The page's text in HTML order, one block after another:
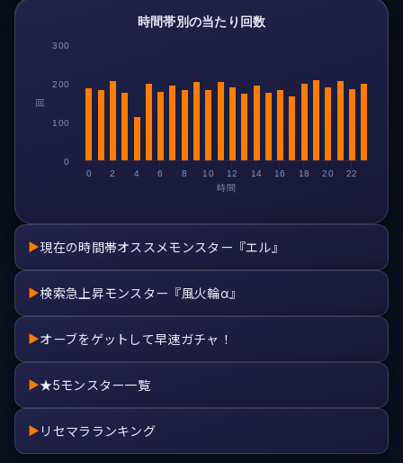
時間
回
時間帯別の当たり回数
0 2 4 6 8 10 12 14 16 18 20 22
0
100
200
300
▶現在の時間帯オススメモンスター『エル』
▶検索急上昇モンスター『風火輪α』
▶オーブをゲットして早速ガチャ！
▶★5モンスター一覧
▶ リセマラランキング